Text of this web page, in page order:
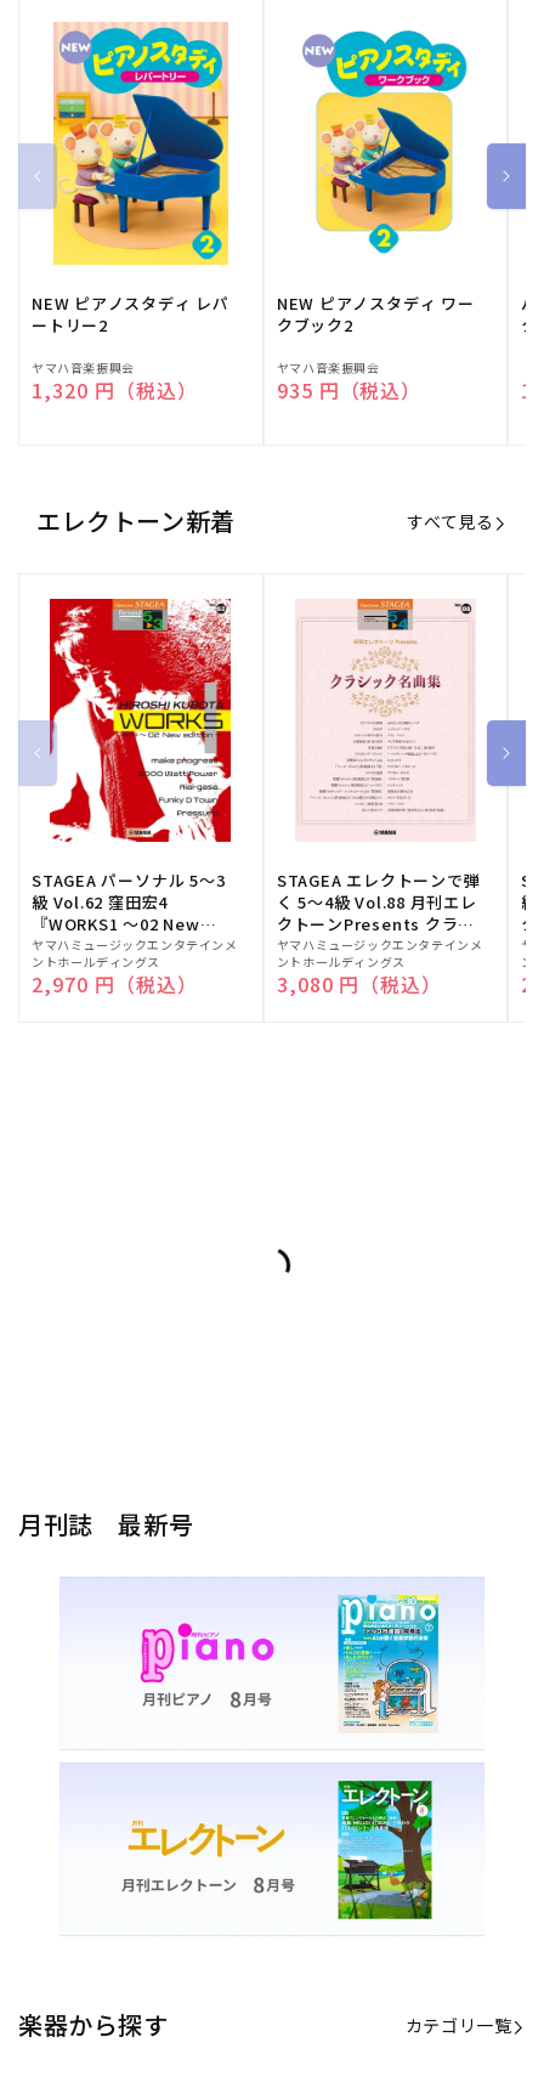
NEW ピアノスタディ レパ
ートリー2
販
売
ヤマハ音楽振興会
通常価格
1,320 円（税込）
NEW ピアノスタディ ワー
クブック2
販
売
ヤマハ音楽振興会
通常価格
935 円（税込）
バ
ク
売
エレクトーン新着 すべて見る
STAGEA パーソナル 5～3
級 Vol.62 窪田宏4
『WORKS1 ～02 New
edition～』
販
売
元:
ヤマハミュージックエンタテインメ
ントホールディングス
通常価格
2,970 円（税込）
STAGEA エレクトーンで弾
く 5～4級 Vol.88 月刊エレ
クトーンPresents クラシ
ック名曲集
販
売
元:
ヤマハミュージックエンタテインメ
ントホールディングス
通常価格
3,080 円（税込）
級
ク
販
売
元:
ヤ
ン
月刊誌 最新号
楽器から探す カテゴリ一覧